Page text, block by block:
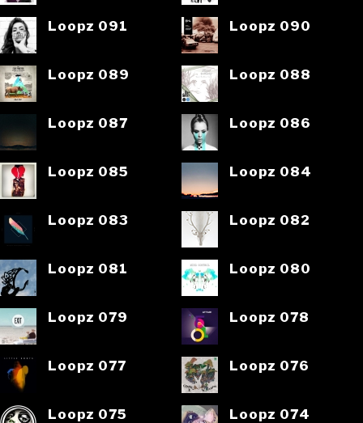
Loopz 091 Loopz 090
Loopz 089 Loopz 088
Loopz 087 Loopz 086
Loopz 085 Loopz 084
Loopz 083 Loopz 082
Loopz 081 Loopz 080
Loopz 079 Loopz 078
Loopz 077 Loopz 076
Loopz 075 Loopz 074